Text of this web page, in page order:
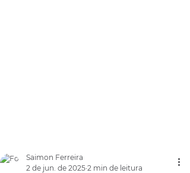
Saimon Ferreira
2 de jun. de 2025 2 min de leitura